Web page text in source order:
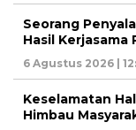
Seorang
Hasil Kerjasama
6 Agustus 2026 |
Keselamatan
Himbau